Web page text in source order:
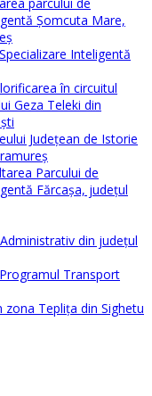
Șomcuta Mare,
Inteligentă
în circuitul
Geza Teleki din
Județean de Istorie
Parcului de
Fărcașa, județul
din județul
Transport
zona Teplița din Sighetu